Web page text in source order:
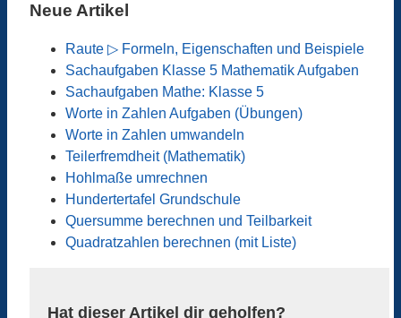
Neue Artikel
Raute ▷ Formeln, Eigenschaften und Beispiele
Sachaufgaben Klasse 5 Mathematik Aufgaben
Sachaufgaben Mathe: Klasse 5
Worte in Zahlen Aufgaben (Übungen)
Worte in Zahlen umwandeln
Teilerfremdheit (Mathematik)
Hohlmaße umrechnen
Hundertertafel Grundschule
Quersumme berechnen und Teilbarkeit
Quadratzahlen berechnen (mit Liste)
Hat dieser Artikel dir geholfen?